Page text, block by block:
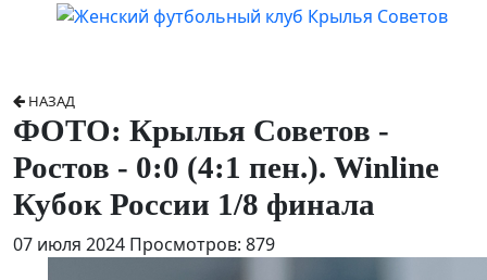
НАЗАД
ФОТО: Крылья Советов -
Ростов - 0:0 (4:1 пен.). Winline
Кубок России 1/8 финала
07 июля 2024 Просмотров: 879